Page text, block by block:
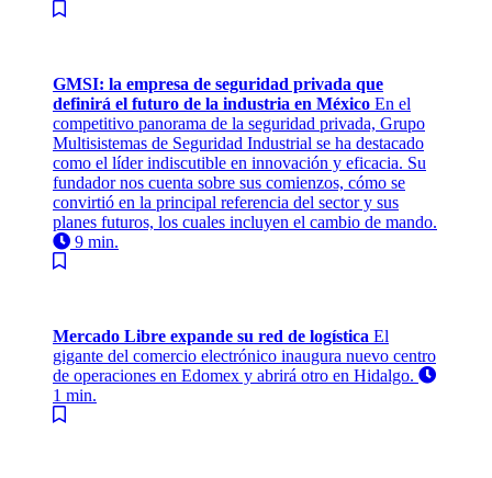
GMSI: la empresa de seguridad privada que
definirá el futuro de la industria en México En el
competitivo panorama de la seguridad privada, Grupo
Multisistemas de Seguridad Industrial se ha destacado
como el líder indiscutible en innovación y eficacia. Su
fundador nos cuenta sobre sus comienzos, cómo se
convirtió en la principal referencia del sector y sus
planes futuros, los cuales incluyen el cambio de mando.
9 min.
Mercado Libre expande su red de logística El
gigante del comercio electrónico inaugura nuevo centro
de operaciones en Edomex y abrirá otro en Hidalgo.
1 min.